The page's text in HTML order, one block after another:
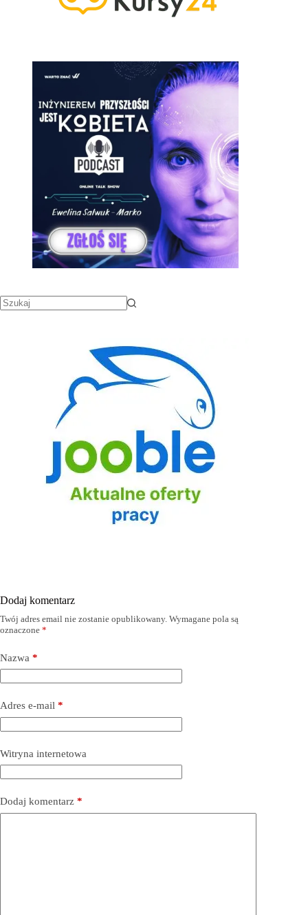
Dodaj komentarz
Twój adres email nie zostanie opublikowany. Wymagane pola są
oznaczone *
Nazwa *
Adres e-mail *
Witryna internetowa
Dodaj komentarz *